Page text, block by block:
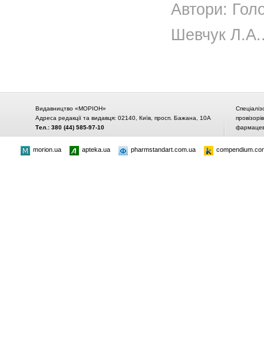
Автори:
Шевчук
Видавництво «МОРІОН»
Адреса редакції та видавця: 02140, Київ, просп. Бажана, 10А
Тел.: 380 (44) 585-97-10
morion.ua apteka.ua pharmstandart.com.ua